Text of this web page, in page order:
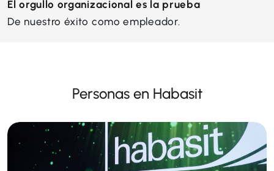
El orgullo organizacional es la prueba
De nuestro éxito como empleador.
Personas en Habasit